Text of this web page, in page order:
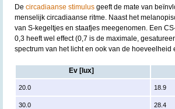
De circadiaanse stimulus geeft de mate van
menselijk circadiaanse ritme. Naast het
van S-kegeltjes en staafjes meegenomen. Een
0,3 heeft wel effect (0,7 is de maximale,
spectrum van het licht en ook van de hoeveelheid
Ev [lux]
20.0 18.9
30.0 28.4